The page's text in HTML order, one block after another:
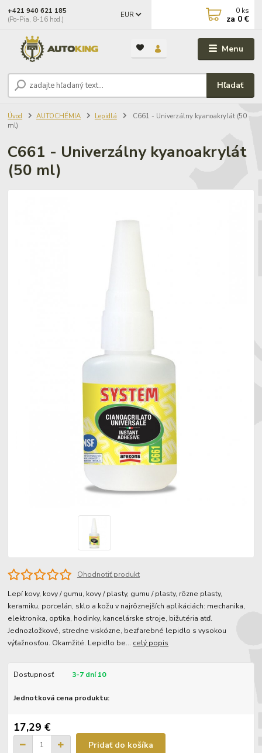
Menu
EUR
Hľadať
+421 940 621 185
(Po-Pia, 8-16 hod.)
0 ks
za 0 €
Úvod AUTOCHÉMIA Lepidlá
C661 - Univerzálny kyanoakrylát (50
ml)
C661 - Univerzálny kyanoakrylát
(50 ml)
Ohodnotiť produkt
Lepí kovy, kovy / gumu, kovy / plasty, gumu / plasty, rôzne plasty,
keramiku, porcelán, sklo a kožu v najrôznejších aplikáciách: mechanika,
elektronika, optika, hodinky, kancelárske stroje, bižutéria atď.
Jednozložkové, stredne viskózne, bezfarebné lepidlo s vysokou
výťažnosťou. Okamžité. Lepidlo be... celý popis
Dostupnosť 3-7 dní 10
Jednotková cena produktu:
17,29 €
Pridať do košíka